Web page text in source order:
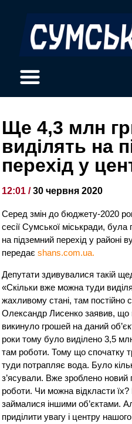
Ще 4,3 млн
виділять на
перехід у
12:01 /30 червня 2020
Серед змін до бюджету-2020
сесії Сумської міськради,
на підземний перехід у районі
передаєshans.com.ua.
Депутати здивувалися такій
«Скільки вже можна туди
жахливому стані, там
Олександр Лисенко заявив, що
викинуло грошей на даний
роки тому було виділено 3,5
там роботи. Тому що спочатку
туди потрапляє вода. Було
з’ясували. Вже зроблено новий
роботи. Чи можна відкласти
займалися іншими об’єктами.
приділити увагу і центру